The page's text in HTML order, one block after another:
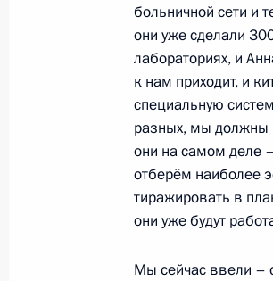
Встреча с
23 марта 2020 года,
Подписаны
деятелей
2019 года
23 марта 2020 года,
больничной сети и
они уже сделали
лабораториях, и
к нам приходит, и
специальную
разных, мы должны
они на самом деле
отберём наиболее
тиражировать в
они уже будут
Мы сейчас ввели –